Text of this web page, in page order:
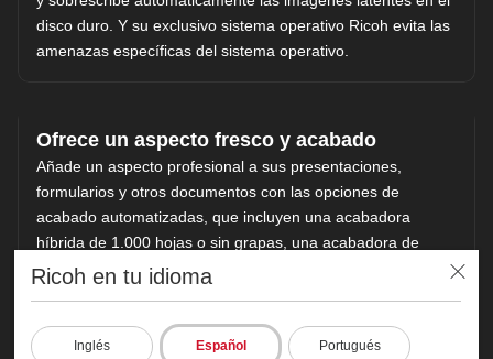
Ricoh en tu idioma
Inglés Español Portugués
disco duro. Y su exclusivo sistema operativo Ricoh evita las
amenazas específicas del sistema operativo.
Ofrece un aspecto fresco y acabado
Añade un aspecto profesional a sus presentaciones,
formularios y otros documentos con las opciones de
acabado automatizadas, que incluyen una acabadora
híbrida de 1.000 hojas o sin grapas, una acabadora de
3.000 hojas y una acabadora de folletos de 1.000 hojas.
entre los demás. Elimine las tareas manuales con el